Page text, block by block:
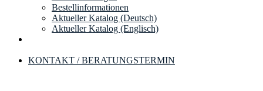
Bestellinformationen
Aktueller Katalog (Deutsch)
Aktueller Katalog (Englisch)
KONTAKT / BERATUNGSTERMIN